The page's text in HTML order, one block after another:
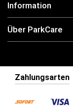
Information
Über ParkCare
Zahlungsarten